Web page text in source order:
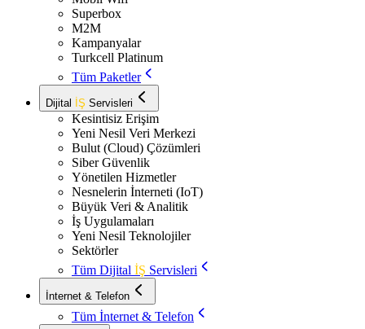
Superbox
M2M
Kampanyalar
Turkcell Platinum
Tüm Paketler
Dijital İŞ Servisleri
Kesintisiz Erişim
Yeni Nesil Veri Merkezi
Bulut (Cloud) Çözümleri
Siber Güvenlik
Yönetilen Hizmetler
Nesnelerin İnterneti (IoT)
Büyük Veri & Analitik
İş Uygulamaları
Yeni Nesil Teknolojiler
Sektörler
Tüm Dijital İŞ Servisleri
İnternet & Telefon
Tüm İnternet & Telefon